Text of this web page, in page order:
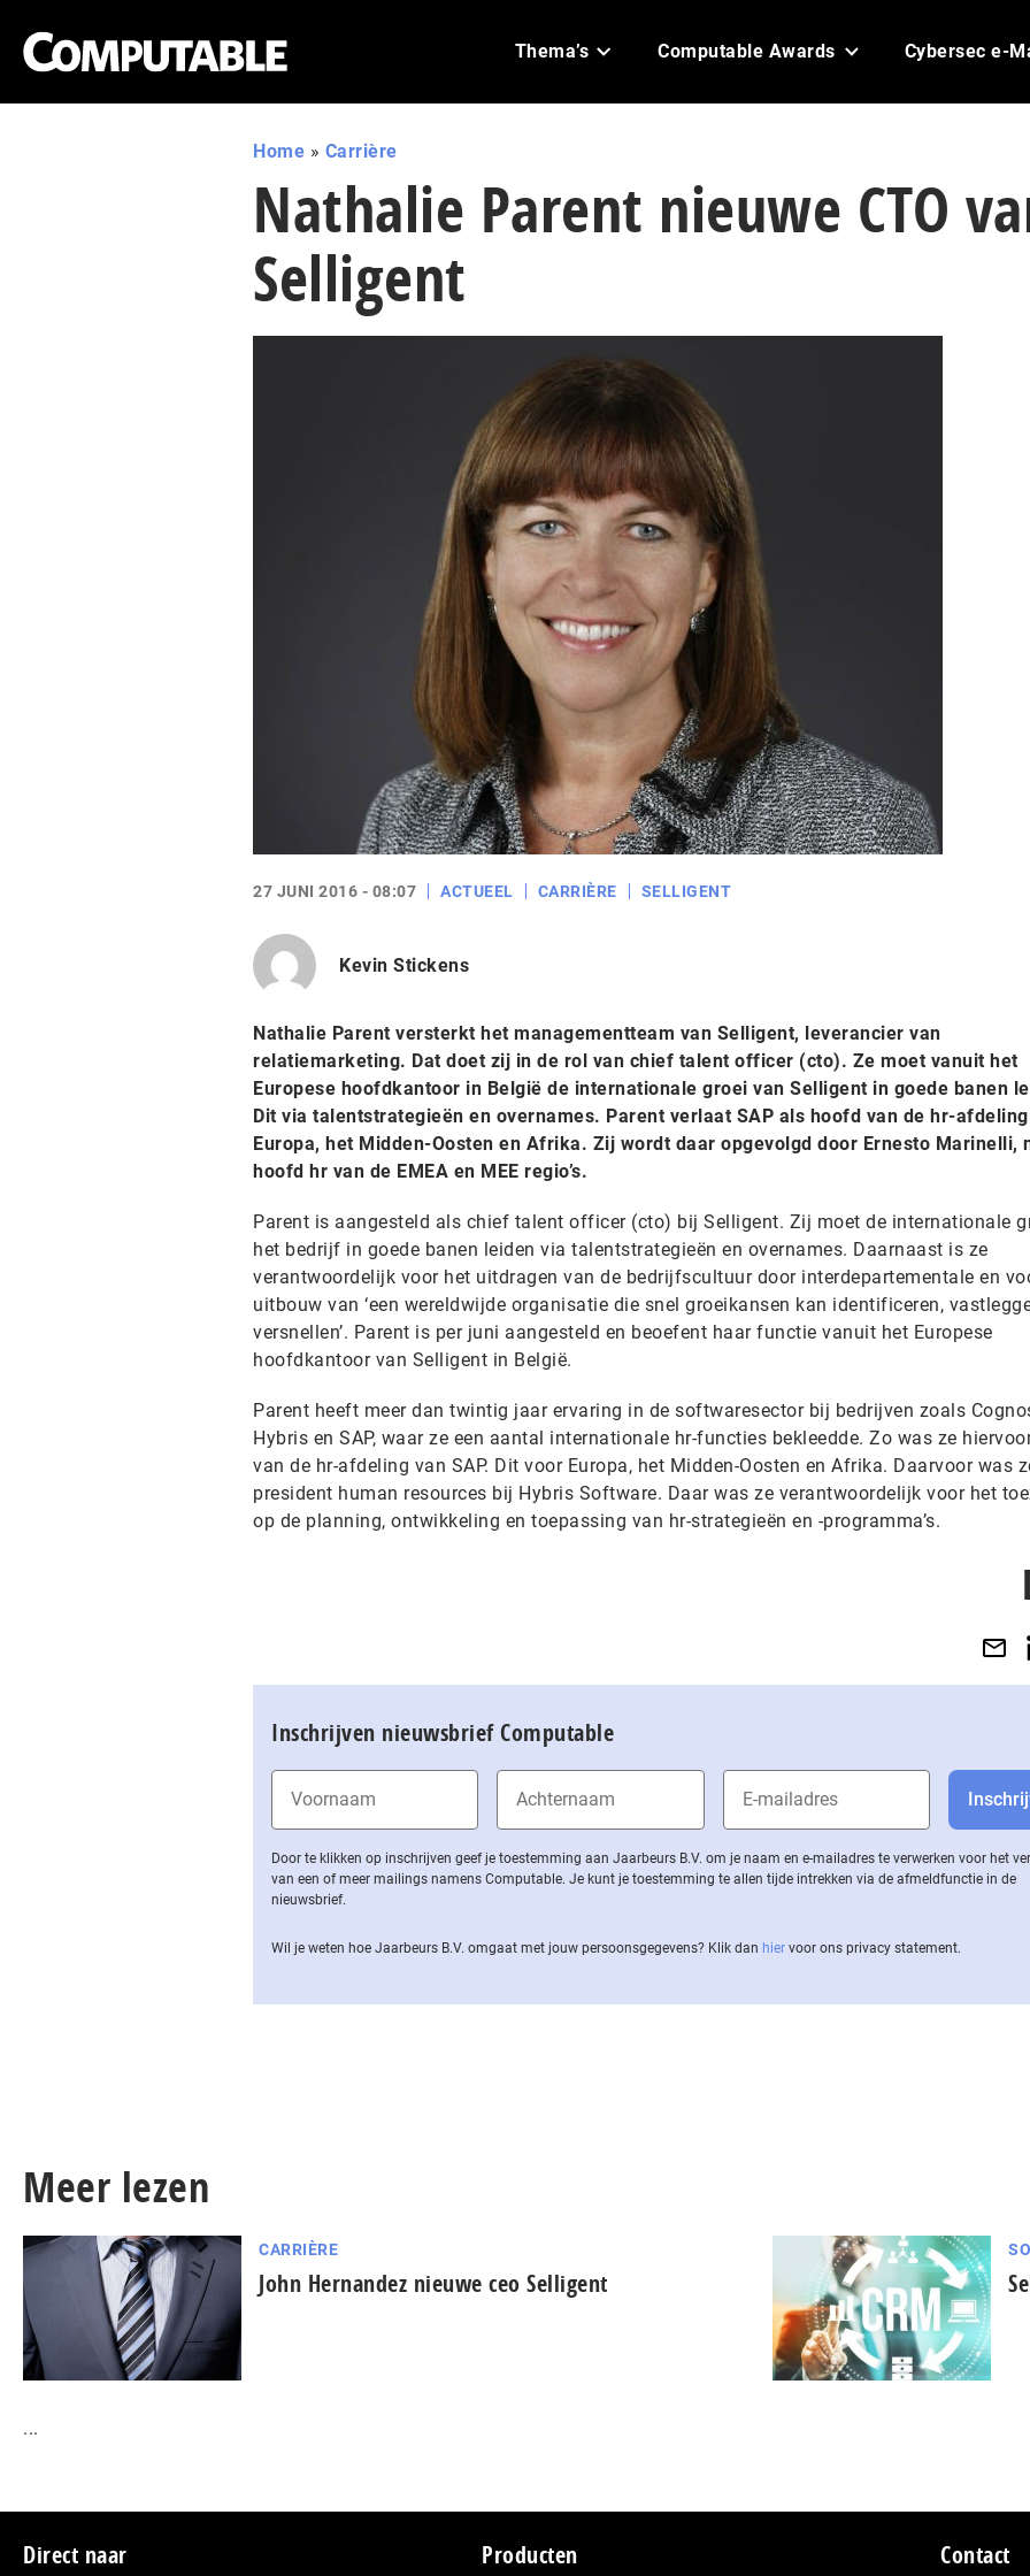
Thema’s Computable Awards Cybersec e-
Home » Carrière
Nathalie Parent nieuwe CTO
Selligent
27 JUNI 2016 - 08:07 ACTUEEL CARRIÈRE SELLIGENT
Kevin Stickens
Nathalie Parent versterkt het managementteam van Selligent, leverancier van
relatiemarketing. Dat doet zij in de rol van chief talent officer (cto). Ze moet vanuit het
Europese hoofdkantoor in België de internationale groei van Selligent in goede banen
Dit via talentstrategieën en overnames. Parent verlaat SAP als hoofd van de hr-
Europa, het Midden-Oosten en Afrika. Zij wordt daar opgevolgd door Ernesto Marinelli,
hoofd hr van de EMEA en MEE regio’s.
Parent is aangesteld als chief talent officer (cto) bij Selligent. Zij moet de internationale
het bedrijf in goede banen leiden via talentstrategieën en overnames. Daarnaast is ze
verantwoordelijk voor het uitdragen van de bedrijfscultuur door interdepartementale en
uitbouw van ‘een wereldwijde organisatie die snel groeikansen kan identificeren,
versnellen’. Parent is per juni aangesteld en beoefent haar functie vanuit het Europese
hoofdkantoor van Selligent in België.
Parent heeft meer dan twintig jaar ervaring in de softwaresector bij bedrijven zoals
Hybris en SAP, waar ze een aantal internationale hr-functies bekleedde. Zo was ze
van de hr-afdeling van SAP. Dit voor Europa, het Midden-Oosten en Afrika. Daarvoor was
president human resources bij Hybris Software. Daar was ze verantwoordelijk voor het
op de planning, ontwikkeling en toepassing van hr-strategieën en -programma’s.
Inschrijven nieuwsbrief Computable
Door te klikken op inschrijven geef je toestemming aan Jaarbeurs B.V. om je naam en e-mailadres te verwerken voor het
van een of meer mailings namens Computable. Je kunt je toestemming te allen tijde intrekken via de af­meld­func­tie in de
nieuwsbrief.
Wil je weten hoe Jaarbeurs B.V. omgaat met jouw per­soons­ge­ge­vens? Klik dan hier voor ons privacy statement.
Meer lezen
CARRIÈRE
John Hernandez nieuwe ceo Selligent
...
Direct naar Producten Contact